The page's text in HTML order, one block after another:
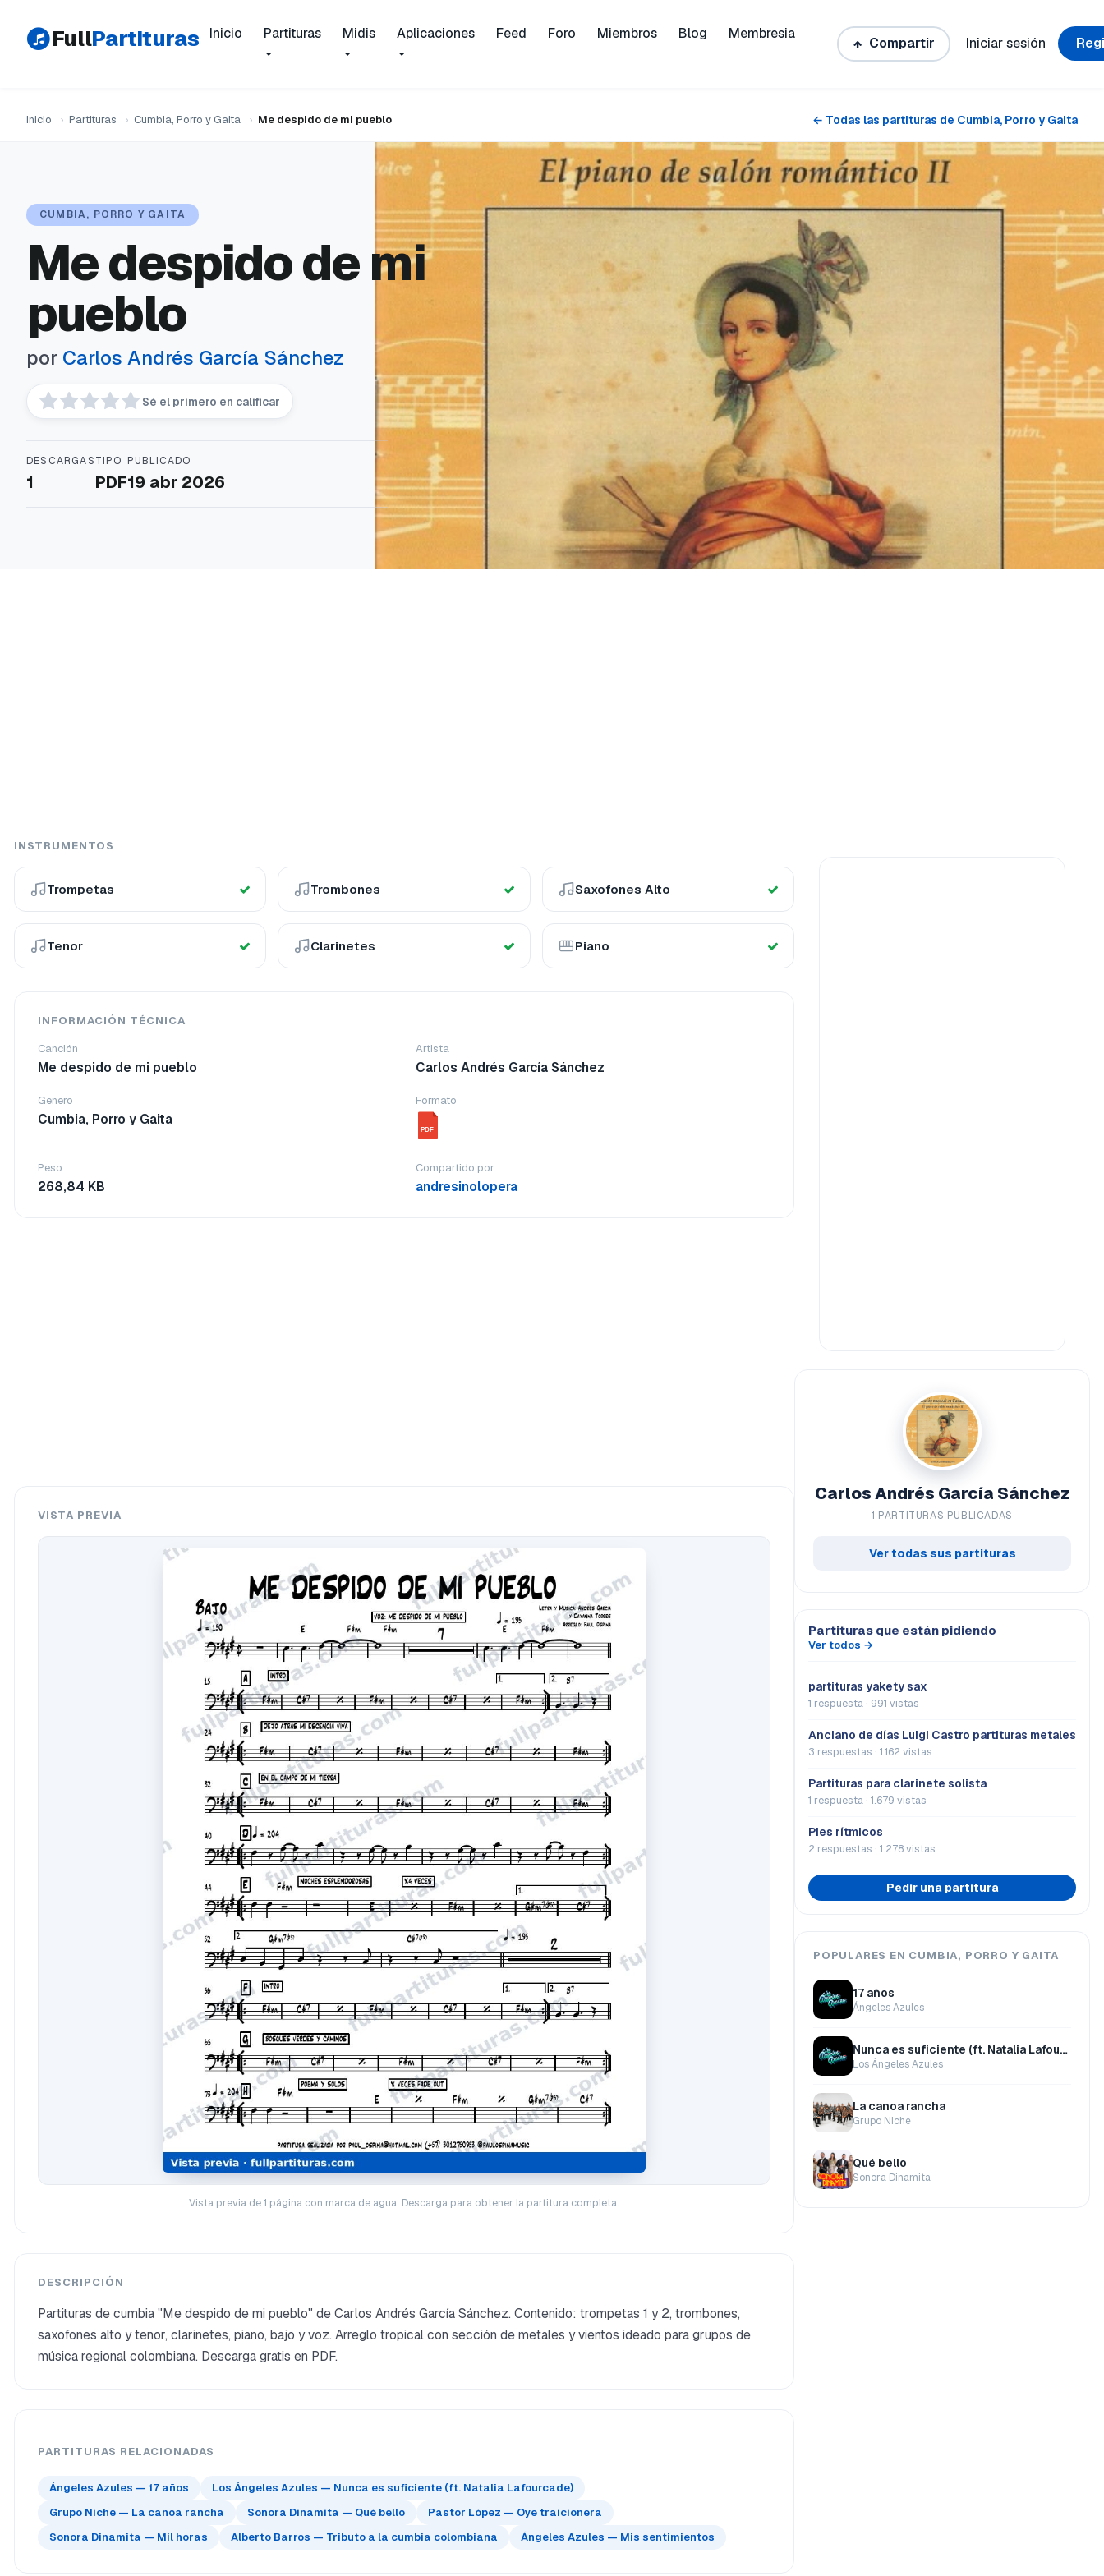
FullPartituras Inicio Partituras Midis Aplicaciones Feed Foro Miembros Blog Membresia
Compartir Iniciar sesión
Inicio › Partituras › Cumbia, Porro y Gaita › Me despido de mi pueblo ← Todas las partituras de Cumbia, Porro y Gaita
CUMBIA, PORRO Y GAITA
Me despido de mi
pueblo
por Carlos Andrés García Sánchez
Sé el primero en calificar
DESCARGAS
1
TIPO
PDF
PUBLICADO
19 abr 2026
INSTRUMENTOS
Trompetas Trombones Saxofones Alto
Tenor Clarinetes Piano
INFORMACIÓN TÉCNICA
Canción
Me despido de mi pueblo
Artista
Carlos Andrés García Sánchez
Género
Cumbia, Porro y Gaita
Formato
PDF
Peso
268,84 KB
Compartido por
andresinolopera
VISTA PREVIA
Vista previa de 1 página con marca de agua. Descarga para obtener la partitura completa.
DESCRIPCIÓN
Partituras de cumbia "Me despido de mi pueblo" de Carlos Andrés García Sánchez. Contenido: trompetas 1 y 2, trombones,
saxofones alto y tenor, clarinetes, piano, bajo y voz. Arreglo tropical con sección de metales y vientos ideado para grupos de
música regional colombiana. Descarga gratis en PDF.
PARTITURAS RELACIONADAS
Ángeles Azules — 17 años
Los Ángeles Azules — Nunca es suficiente (ft. Natalia Lafourcade)
Grupo Niche — La canoa rancha
Sonora Dinamita — Qué bello
Pastor López — Oye traicionera
Sonora Dinamita — Mil horas
Alberto Barros — Tributo a la cumbia colombiana Ángeles Azules — Mis sentimientos
Carlos Andrés García Sánchez
1 PARTITURAS PUBLICADAS
Ver todas sus partituras
Partituras que están pidiendo
Ver todos →
partituras yakety sax
1 respuesta · 991 vistas
Anciano de días Luigi Castro partituras metales
3 respuestas · 1.162 vistas
Partituras para clarinete solista
1 respuesta · 1.679 vistas
Pies rítmicos
2 respuestas · 1.278 vistas
Pedir una partitura
POPULARES EN CUMBIA, PORRO Y GAITA
17 años
Ángeles Azules
Nunca es suficiente (ft. Natalia Lafourcade)
Los Ángeles Azules
La canoa rancha
Grupo Niche
Qué bello
Sonora Dinamita